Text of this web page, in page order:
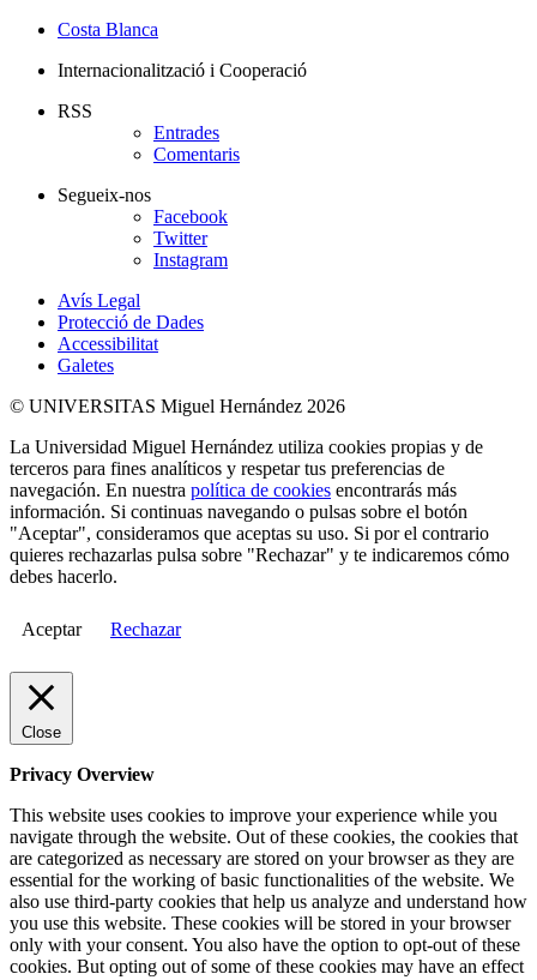
Costa Blanca
Internacionalització i Cooperació
RSS
Entrades
Comentaris
Segueix-nos
Facebook
Twitter
Instagram
Avís Legal
Protecció de Dades
Accessibilitat
Galetes
© UNIVERSITAS Miguel Hernández 2026
La Universidad Miguel Hernández utiliza cookies propias y de
terceros para fines analíticos y respetar tus preferencias de
navegación. En nuestra política de cookies encontrarás más
información. Si continuas navegando o pulsas sobre el botón
"Aceptar", consideramos que aceptas su uso. Si por el contrario
quieres rechazarlas pulsa sobre "Rechazar" y te indicaremos cómo
debes hacerlo.
Aceptar Rechazar
Close
Privacy Overview
This website uses cookies to improve your experience while you
navigate through the website. Out of these cookies, the cookies that
are categorized as necessary are stored on your browser as they are
essential for the working of basic functionalities of the website. We
also use third-party cookies that help us analyze and understand how
you use this website. These cookies will be stored in your browser
only with your consent. You also have the option to opt-out of these
cookies. But opting out of some of these cookies may have an effect